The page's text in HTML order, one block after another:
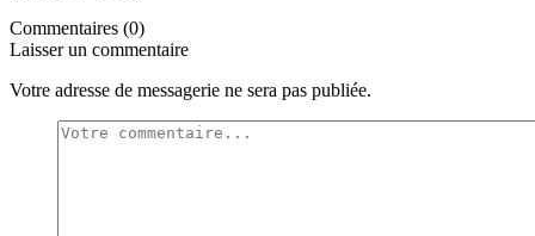
Commentaires (0)
Laisser un commentaire
Votre adresse de messagerie ne sera pas publiée.